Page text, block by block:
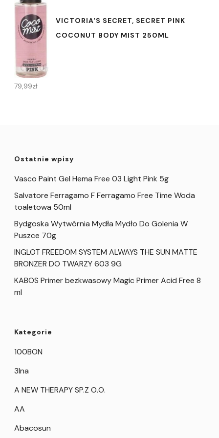
VICTORIA'S SECRET, SECRET PINK
COCONUT BODY MIST 250ML
79,99zł
Ostatnie wpisy
Vasco Paint Gel Hema Free 03 Light Pink 5g
Salvatore Ferragamo F Ferragamo Free Time Woda
toaletowa 50ml
Bydgoska Wytwórnia Mydła Mydło Do Golenia W
Puszce 70g
INGLOT FREEDOM SYSTEM ALWAYS THE SUN MATTE
BRONZER DO TWARZY 603 9G
KABOS Primer bezkwasowy Magic Primer Acid Free 8
ml
Kategorie
100BON
3Ina
A NEW THERAPY SP.Z O.O.
AA
Abacosun